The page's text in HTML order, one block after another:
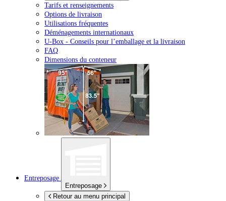
Tarifs et renseignements
Options de livraison
Utilisations fréquentes
Déménagements internationaux
U-Box - Conseils pour l’emballage et la livraison
FAQ
Dimensions du conteneur
Entreposage
Entreposage
Retour au menu principal